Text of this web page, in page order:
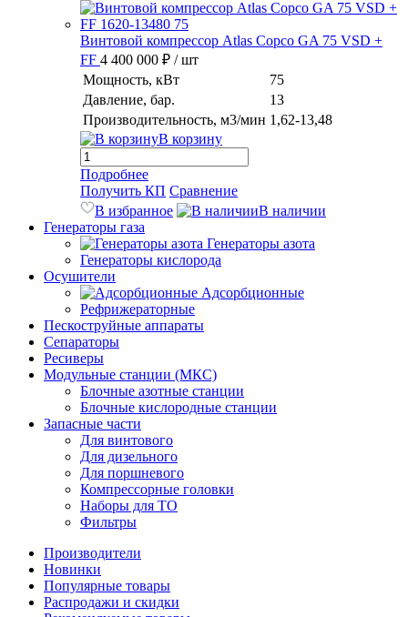
Винтовой компрессор Atlas Copco GA 75 VSD +
FF 4 400 000 ₽ / шт
Мощность, кВт
75
Давление, бар.
13
Производительность, м3/мин 1,62-13,48
В корзину
Подробнее
Получить КП Сравнение
В избранное
В наличии
Генераторы газа
Генераторы азота
Генераторы кислорода
Осушители
Адсорбционные
Рефрижераторные
Пескоструйные аппараты
Сепараторы
Ресиверы
Модульные станции (МКС)
Блочные азотные станции
Блочные кислородные станции
Запасные части
Для винтового
Для дизельного
Для поршневого
Компрессорные головки
Наборы для ТО
Фильтры
Производители
Новинки
Популярные товары
Распродажи и скидки